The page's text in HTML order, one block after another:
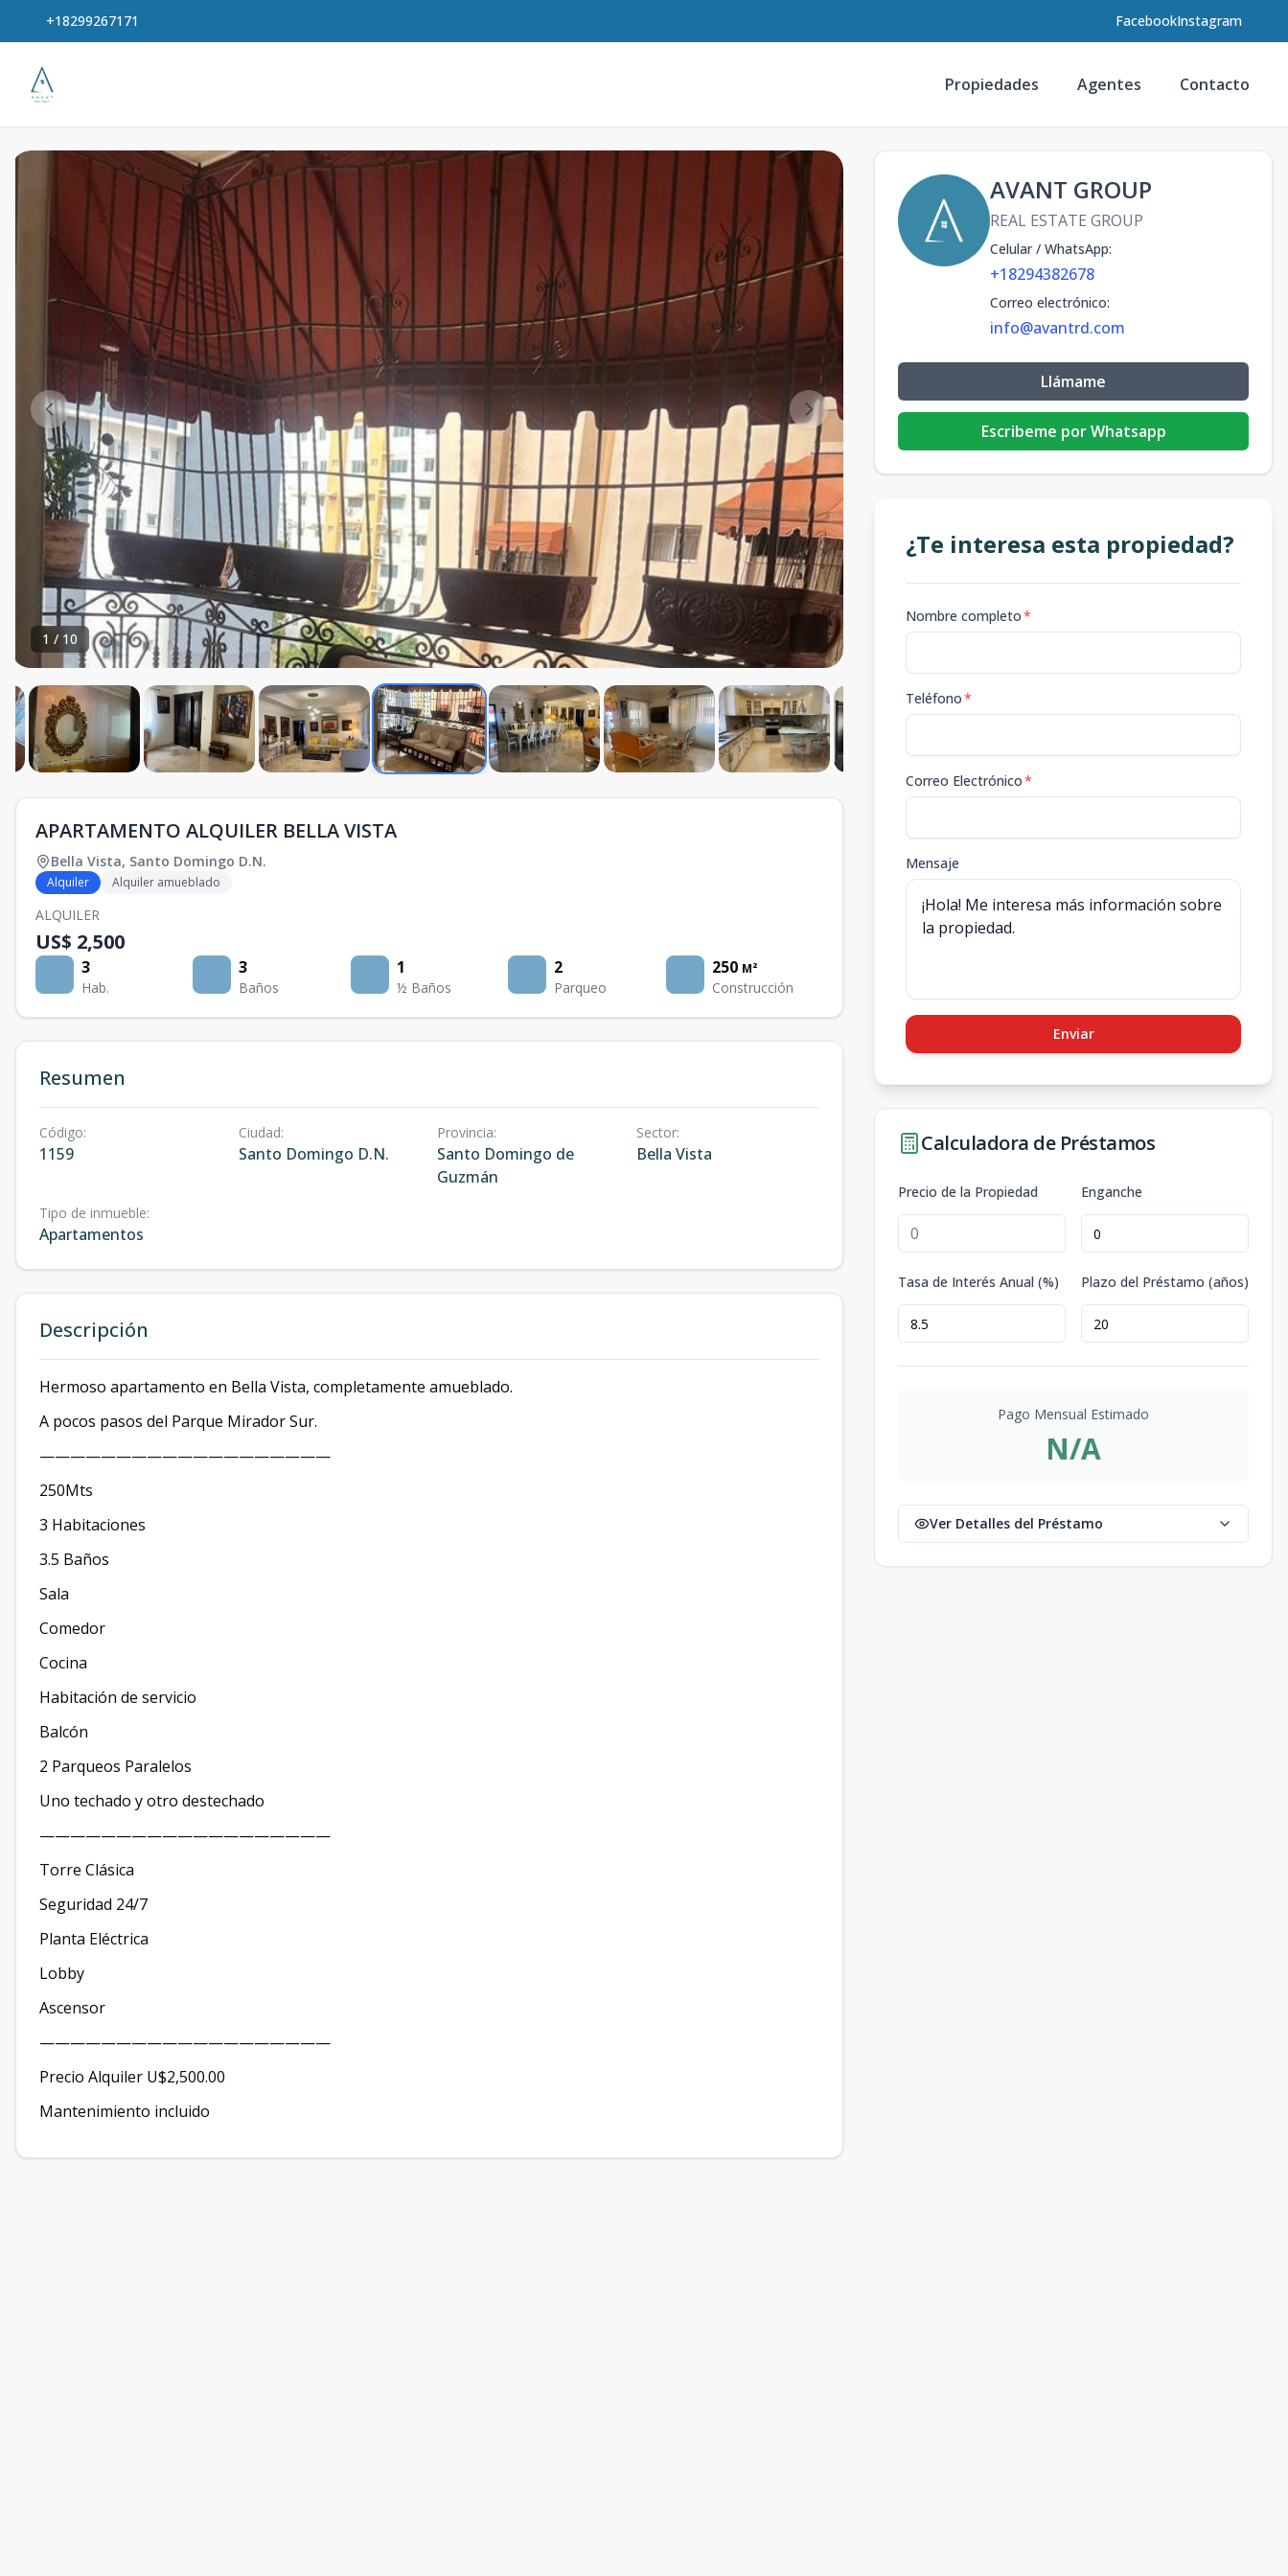
+18299267171 FacebookInstagram
Propiedades Agentes Contacto
1 / 10
APARTAMENTO ALQUILER BELLA VISTA
Bella Vista, Santo Domingo D.N.
Alquiler Alquiler amueblado
ALQUILER
US$ 2,500
3
Hab.
3
Baños
1
½ Baños
2
Parqueo
250 M²
Construcción
Resumen
Código:
1159
Ciudad:
Santo Domingo D.N.
Provincia:
Santo Domingo de
Guzmán
Sector:
Bella Vista
Tipo de inmueble:
Apartamentos
Descripción
Hermoso apartamento en Bella Vista, completamente amueblado.
A pocos pasos del Parque Mirador Sur.
———————————————————
250Mts
3 Habitaciones
3.5 Baños
Sala
Comedor
Cocina
Habitación de servicio
Balcón
2 Parqueos Paralelos
Uno techado y otro destechado
———————————————————
Torre Clásica
Seguridad 24/7
Planta Eléctrica
Lobby
Ascensor
———————————————————
Precio Alquiler U$2,500.00
Mantenimiento incluido
AVANT GROUP
REAL ESTATE GROUP
Celular / WhatsApp:
+18294382678
Correo electrónico:
info@avantrd.com
Llámame
Escribeme por Whatsapp
¿Te interesa esta propiedad?
Nombre completo*
Teléfono*
Correo Electrónico*
Mensaje
Enviar
Calculadora de Préstamos
Precio de la Propiedad Enganche
Tasa de Interés Anual (%) Plazo del Préstamo (años)
Pago Mensual Estimado
N/A
Ver Detalles del Préstamo